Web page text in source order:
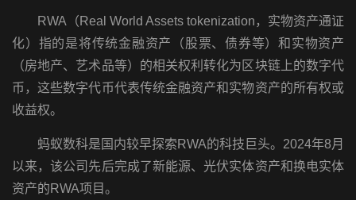
RWA（Real World Assets tokenization，实物资产通证
化）指的是将传统金融资产（股票、债券等）和实物资产
（房地产、艺术品等）的相关权利转化为区块链上的数字代
币，这些数字代币代表传统金融资产和实物资产的所有权或
收益权。
蚂蚁数科是国内较早探索RWA的科技巨头。2024年8月
以来，该公司先后完成了新能源、光伏实体资产和换电实体
资产的RWA项目。